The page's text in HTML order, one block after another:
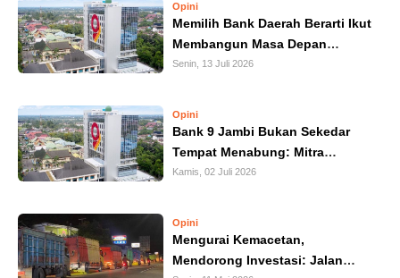
NASIONAL
INTERNASIONAL
EKOBIS
POLITIK
KRIMINAL
CAKRAWALA
HEALTH
PROPERTY
LIFESTYLE
ENTREPRENEURSHIP
Opini
Memilih Bank Daerah Berarti Ikut
Membangun Masa Depan
Daerah
Senin, 13 Juli 2026
Opini
Bank 9 Jambi Bukan Sekedar
Tempat Menabung: Mitra
Membangun Masa Depan
Kamis, 02 Juli 2026
Opini
Mengurai Kemacetan,
Mendorong Investasi: Jalan